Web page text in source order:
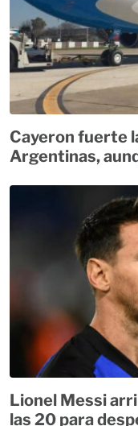
Cayeron fuerte
Argentinas,
Lionel Messi
las 20 para